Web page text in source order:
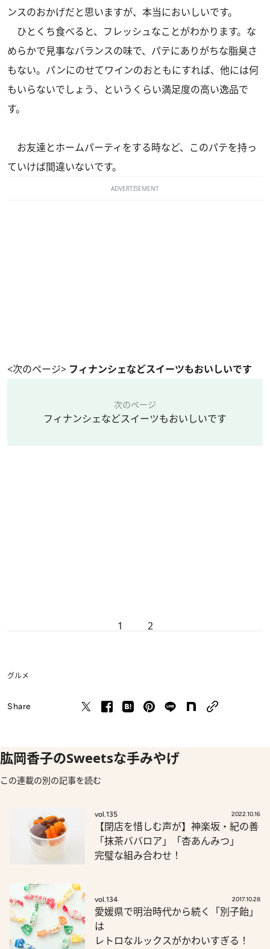
ンスのおかげだと思いますが、本当においしいです。
ひとくち食べると、フレッシュなことがわかります。な
めらかで見事なバランスの味で、パテにありがちな脂臭さ
もない。パンにのせてワインのおともにすれば、他には何
もいらないでしょう、というくらい満足度の高い逸品で
す。
お友達とホームパーティをする時など、このパテを持っ
ていけば間違いないです。
ADVERTISEMENT
<次のページ> フィナンシェなどスイーツもおいしいです
次のページ
フィナンシェなどスイーツもおいしいです
1 2
グルメ
Share
肱岡香子のSweetsな手みやげ
この連載の別の記事を読む
vol.135 2022.10.16
【閉店を惜しむ声が】神楽坂・紀の善
「抹茶ババロア」「杏あんみつ」
完璧な組み合わせ！
vol.134 2017.10.28
愛媛県で明治時代から続く「別子飴」
は
レトロなルックスがかわいすぎる！